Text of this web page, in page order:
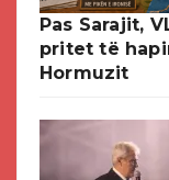
Pas Sarajit,
pritet të
Hormuzit